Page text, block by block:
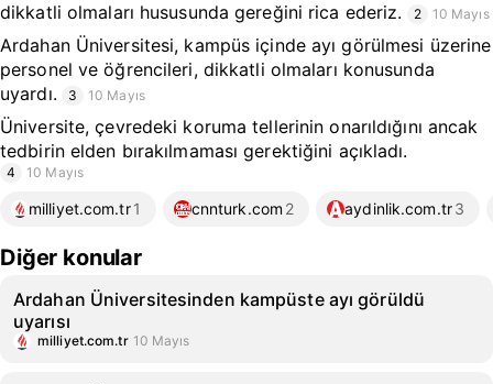
dikkatli olmaları hususunda gereğini rica ederiz.
2 10 Mayıs
Ardahan Üniversitesi, kampüs içinde ayı görülmesi üzerine
personel ve öğrencileri, dikkatli olmaları konusunda
uyardı.
3 10 Mayıs
Üniversite, çevredeki koruma tellerinin onarıldığını ancak
tedbirin elden bırakılmaması gerektiğini açıkladı.
4 10 Mayıs
milliyet.com.tr1 cnnturk.com 2 aydinlik.com.tr3
Diğer konular
Ardahan Üniversitesinden kampüste ayı görüldü
uyarısı
milliyet.com.tr 10 Mayıs